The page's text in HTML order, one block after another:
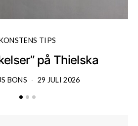
TIPS
på Thielska
BONS 29 JULI 2026